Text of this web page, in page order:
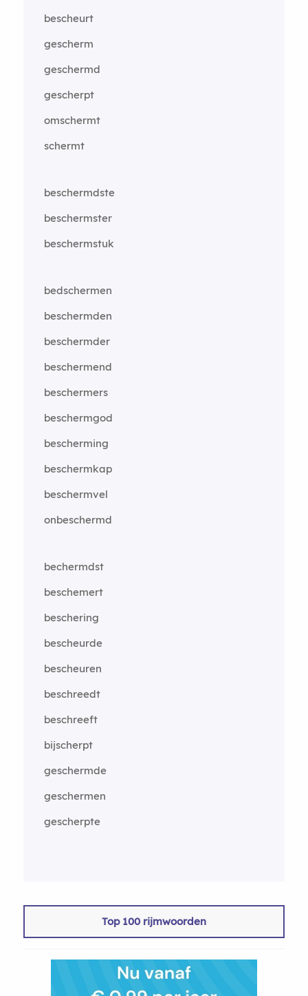
bescheurt
gescherm
geschermd
gescherpt
omschermt
schermt
beschermdste
beschermster
beschermstuk
bedschermen
beschermden
beschermder
beschermend
beschermers
beschermgod
bescherming
beschermkap
beschermvel
onbeschermd
bechermdst
beschemert
beschering
bescheurde
bescheuren
beschreedt
beschreeft
bijscherpt
geschermde
geschermen
gescherpte
Top 100 rijmwoorden